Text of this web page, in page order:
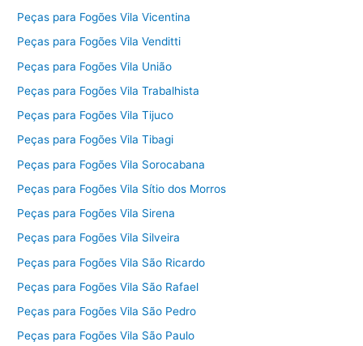
Peças para Fogões Vila Vicentina
Peças para Fogões Vila Venditti
Peças para Fogões Vila União
Peças para Fogões Vila Trabalhista
Peças para Fogões Vila Tijuco
Peças para Fogões Vila Tibagi
Peças para Fogões Vila Sorocabana
Peças para Fogões Vila Sítio dos Morros
Peças para Fogões Vila Sirena
Peças para Fogões Vila Silveira
Peças para Fogões Vila São Ricardo
Peças para Fogões Vila São Rafael
Peças para Fogões Vila São Pedro
Peças para Fogões Vila São Paulo